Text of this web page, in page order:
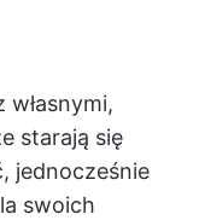
własnymi,
starają się
jednocześnie
swoich